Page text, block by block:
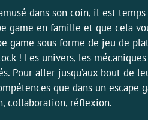
dans son coin, il est
game en famille et que cela
game sous forme de jeu de
! Les univers, les
Pour aller jusqu’aux bout de
que dans un escape
collaboration, réflexion.